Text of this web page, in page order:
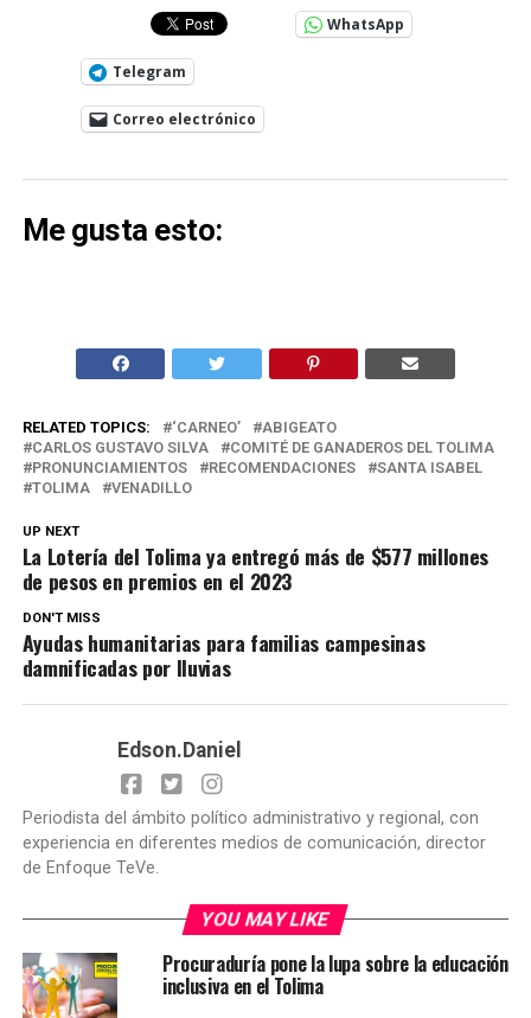
WhatsApp
Telegram
Correo electrónico
Me gusta esto:
RELATED TOPICS: ‘CARNEO’
ABIGEATO
CARLOS GUSTAVO SILVA
COMITÉ DE GANADEROS DEL TOLIMA
PRONUNCIAMIENTOS
RECOMENDACIONES
SANTA ISABEL
TOLIMA
VENADILLO
UP NEXT
La Lotería del Tolima ya entregó más de $577 millones
de pesos en premios en el 2023
DON'T MISS
Ayudas humanitarias para familias campesinas
damnificadas por lluvias
Edson.Daniel
Periodista del ámbito político administrativo y regional, con
experiencia en diferentes medios de comunicación, director
de Enfoque TeVe.
YOU MAY LIKE
Procuraduría pone la lupa sobre la educación
inclusiva en el Tolima